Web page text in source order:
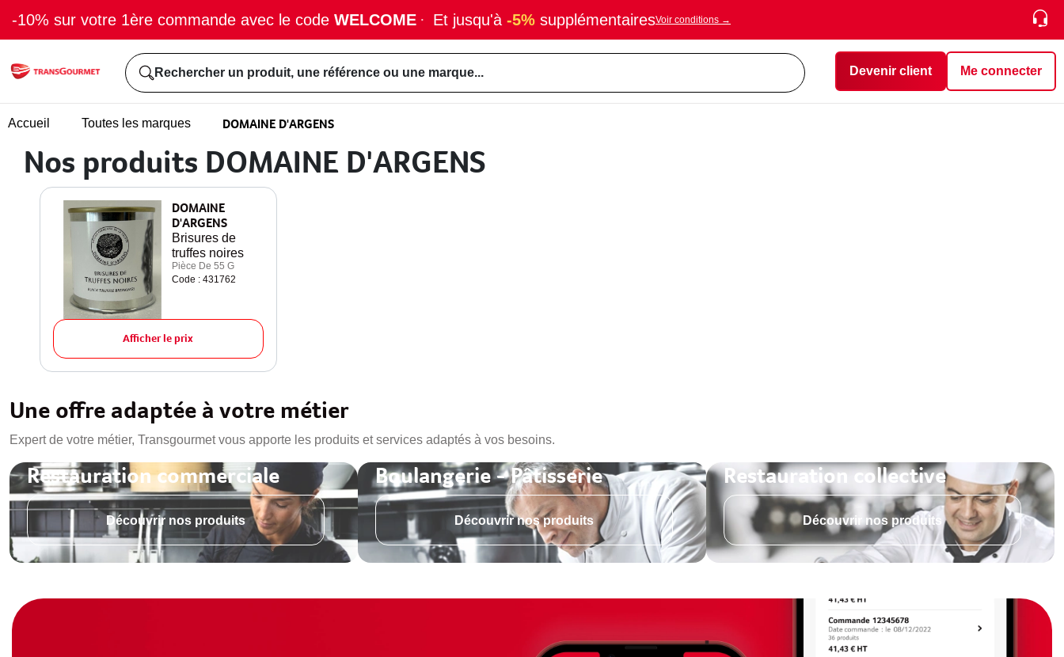
-10% sur votre 1ère commande avec le code WELCOME · Et jusqu'à -5% supplémentairesVoir conditions →
Rechercher un produit, une référence ou une marque... Devenir client Me connecter
Accueil Toutes les marques DOMAINE D'ARGENS
Nos produits DOMAINE D'ARGENS
DOMAINE
D'ARGENS
Brisures de
truffes noires
Pièce De 55 G
Code : 431762
Afficher le prix
Une offre adaptée à votre métier
Expert de votre métier, Transgourmet vous apporte les produits et services adaptés à vos besoins.
Restauration commerciale
Découvrir nos produits
Boulangerie - Pâtisserie
Découvrir nos produits
Restauration collective
Découvrir nos produits